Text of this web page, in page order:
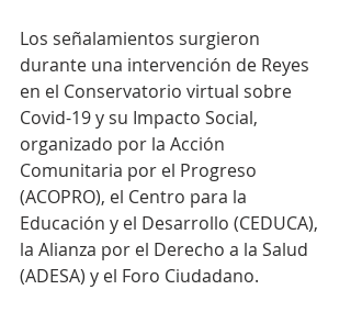
Los señalamientos surgieron
durante una intervención de Reyes
en el Conservatorio virtual sobre
Covid-19 y su Impacto Social,
organizado por la Acción
Comunitaria por el Progreso
(ACOPRO), el Centro para la
Educación y el Desarrollo (CEDUCA),
la Alianza por el Derecho a la Salud
(ADESA) y el Foro Ciudadano.